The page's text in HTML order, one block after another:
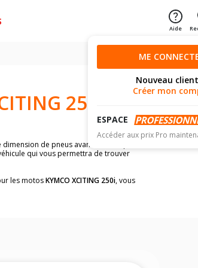
Aide
ME
Nouveau
Créer mon
ESPACE
Accéder aux prix Pro
250I
de pneus avant moto et pneus
qui vous permettra de trouver
les motosKYMCO XCITING 250i, vous
pneumatiques, dans le carnet de bord de